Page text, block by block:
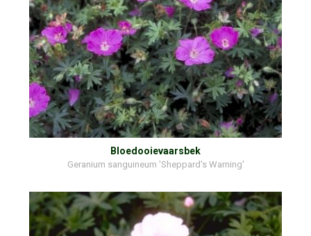
Bloedooievaarsbek
Geranium sanguineum 'Sheppard's Warning'